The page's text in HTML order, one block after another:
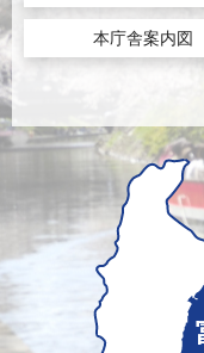
本庁舎案内図